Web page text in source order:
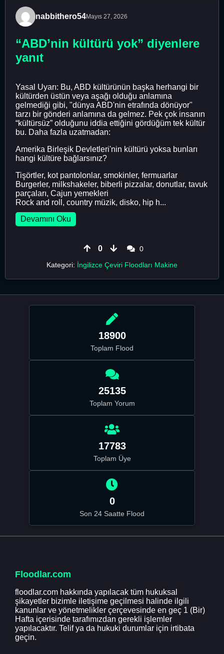
nabbithero54Mayıs 27, 2026
“ABD’nin kültürü yok” diyenlere
yanıt
Yasal Uyarı: Bu, ABD kültürünün başka herhangi bir
kültürden üstün veya aşağı olduğu anlamına
gelmediği gibi, "dünya ABD'nin etrafında dönüyor"
tarzı bir gönderi anlamına da gelmez. Pek çok insanın
“kültürsüz” olduğunu iddia ettiğini gördüğüm tek kültür
bu. Daha fazla uzatmadan:
Amerika Birleşik Devletleri'nin kültürü yoksa bunları
hangi kültüre bağlarsınız?
Tişörtler, kot pantolonlar, smokinler, fermuarlar
Burgerler, milkshakeler, biberli pizzalar, donutlar, tavuk
parçaları, Cajun yemekleri
Rock and roll, country müzik, disko, hip h...
Devamını Oku
0
0
Kategori: İngilizce Çeviri Floodları Makine
18900
Toplam Flood
25135
Toplam Yorum
17783
Toplam Üye
0
Son 24 Saatte Flood
Floodlar.com
floodlar.com hakkında yapılacak tüm hukuksal
şikayetler bizimle iletişime geçilmesi halinde ilgili
kanunlar ve yönetmelikler çerçevesinde en geç 1 (Bir)
Hafta içerisinde tarafımızdan gerekli işlemler
yapılacaktır. Telif ya da hukuki durumlar için irtibata
geçin.